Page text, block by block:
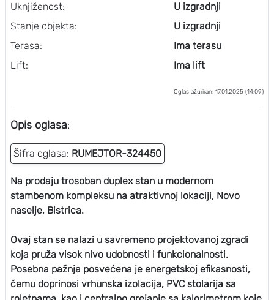
Uknjiženost:
Stanje objekta:
Terasa:
Lift:
U izgradnji
U izgradnji
Ima terasu
Ima lift
Oglas ažuriran: 17.01.2025 (14:09)
Opis oglasa:
Šifra oglasa: RUMEJTOR-324450
Na prodaju trosoban duplex stan u modernom
stambenom kompleksu na atraktivnoj lokaciji, Novo
naselje, Bistrica.
Ovaj stan se nalazi u savremeno projektovanoj zgradi
koja pruža visok nivo udobnosti i funkcionalnosti.
Posebna pažnja posvećena je energetskoj efikasnosti,
čemu doprinosi vrhunska izolacija, PVC stolarija sa